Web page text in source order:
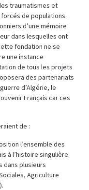
traumatismes et
de populations.
d’une mémoire
dans lesquelles ont
fondation ne se
une instance
de tous les projets
des partenariats
d’Algérie, le
Français car ces
de :
l’ensemble des
à l’histoire singulière.
dans plusieurs
Agriculture